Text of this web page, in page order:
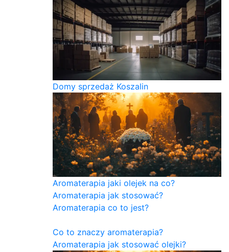
Domy sprzedaż Koszalin
Aromaterapia jaki olejek na co?
Aromaterapia jak stosować?
Aromaterapia co to jest?
Co to znaczy aromaterapia?
Aromaterapia jak stosować olejki?